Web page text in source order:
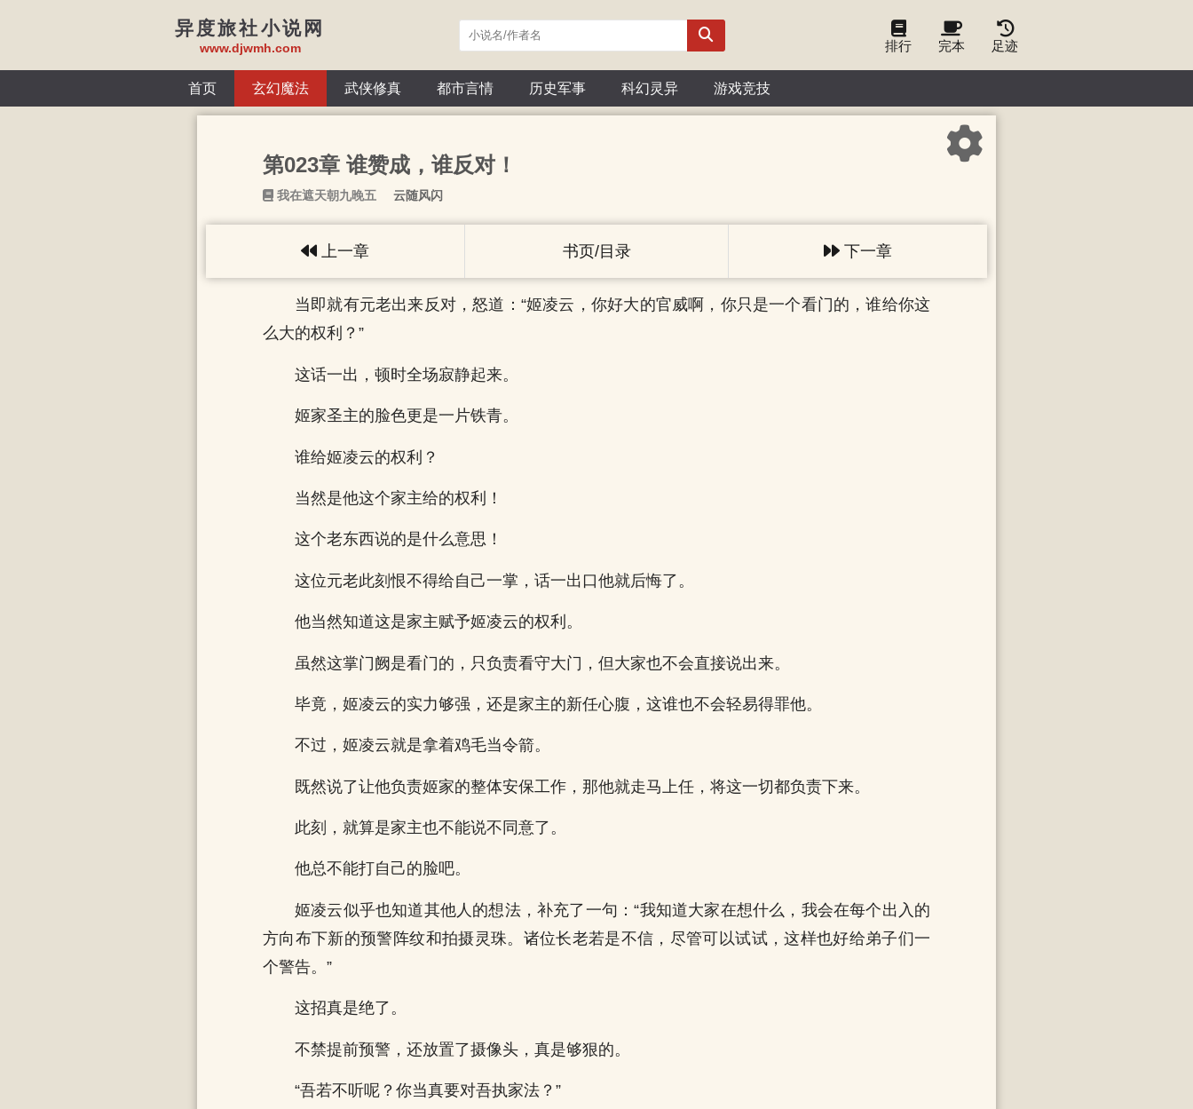
异度旅社小说网
www.djwmh.com 排行 完本 足迹
首页 玄幻魔法 武侠修真 都市言情 历史军事 科幻灵异 游戏竞技
第023章 谁赞成，谁反对！
我在遮天朝九晚五 云随风闪
上一章 书页/目录 下一章
当即就有元老出来反对，怒道：“姬凌云，你好大的官威啊，你只是一个看门的，谁给你这
么大的权利？”
这话一出，顿时全场寂静起来。
姬家圣主的脸色更是一片铁青。
谁给姬凌云的权利？
当然是他这个家主给的权利！
这个老东西说的是什么意思！
这位元老此刻恨不得给自己一掌，话一出口他就后悔了。
他当然知道这是家主赋予姬凌云的权利。
虽然这掌门阙是看门的，只负责看守大门，但大家也不会直接说出来。
毕竟，姬凌云的实力够强，还是家主的新任心腹，这谁也不会轻易得罪他。
不过，姬凌云就是拿着鸡毛当令箭。
既然说了让他负责姬家的整体安保工作，那他就走马上任，将这一切都负责下来。
此刻，就算是家主也不能说不同意了。
他总不能打自己的脸吧。
姬凌云似乎也知道其他人的想法，补充了一句：“我知道大家在想什么，我会在每个出入的
方向布下新的预警阵纹和拍摄灵珠。诸位长老若是不信，尽管可以试试，这样也好给弟子们一
个警告。”
这招真是绝了。
不禁提前预警，还放置了摄像头，真是够狠的。
“吾若不听呢？你当真要对吾执家法？”